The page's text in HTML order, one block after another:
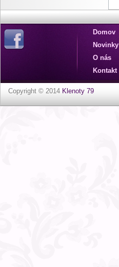
Domov
Novinky
O nás
Kontakt
Copyright © 2014 Klenoty 79